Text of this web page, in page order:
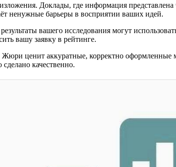
Доклады, где информация
ненужные барьеры в восприятии ваших идей.
вашего исследования могут
вашу заявку в рейтинге.
Жюри ценит аккуратные, корректно
качественно.